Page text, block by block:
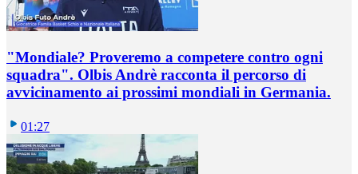
"Mondiale? Proveremo a competere contro ogni
squadra". Olbis Andrè racconta il percorso di
avvicinamento ai prossimi mondiali in Germania.
01:27